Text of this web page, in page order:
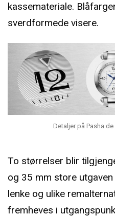
kassemateriale.
sverdformede visere.
Detaljer på Pasha
To størrelser blir
og 35 mm store
lenke og ulike
fremheves i